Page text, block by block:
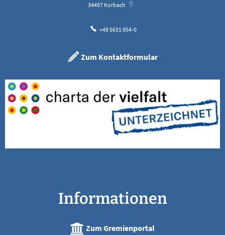
34497 Korbach
+49 5631 954-0
Zum Kontaktformular
Informationen
Zum Gremienportal